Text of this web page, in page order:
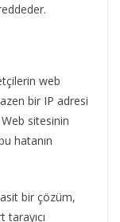
web
bir IP adresi
sitesinin
hatanın
bir çözüm,
tarayıcı